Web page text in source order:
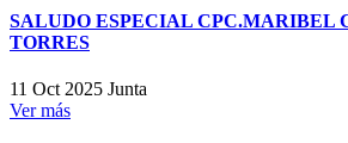
SALUDO ESPECIAL CPC.MARIBEL
TORRES
11 Oct 2025 Junta
Ver más